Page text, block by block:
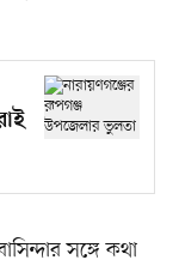
সঙ্গে কথা